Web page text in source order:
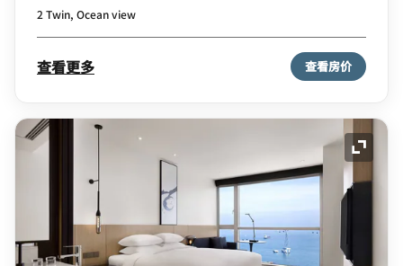
2 Twin, Ocean view
查看更多 查看房价
展开